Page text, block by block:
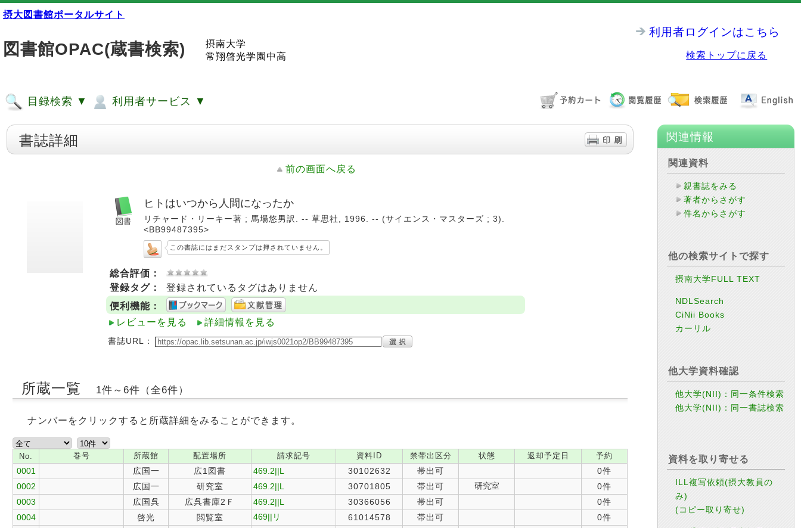
摂大図書館ポータルサイト
図書館OPAC(蔵書検索)
摂南大学
常翔啓光学園中高
利用者ログインはこちら
検索トップに戻る
目録検索 ▼ 利用者サービス ▼
書誌詳細
前の画面へ戻る
ヒトはいつから人間になったか
リチャード・リーキー著 ; 馬場悠男訳. -- 草思社, 1996. -- (サイエンス・マスターズ ; 3).
<BB99487395>
この書誌にはまだスタンプは押されていません。
総合評価：
登録タグ：
登録されているタグはありません
便利機能：
レビューを見る
詳細情報を見る
書誌URL：
所蔵一覧 1件～6件（全6件）
ナンバーをクリックすると所蔵詳細をみることができます。
No. 巻号 所蔵館 配置場所 請求記号 資料ID 禁帯出区分 状態 返却予定日 予約
0001 広国一 広1図書 469.2||L 30102632 帯出可
0件
0002
広国一 研究室 469.2||L 30701805 帯出可 研究室
0件
0003
広国呉 広呉書庫2Ｆ 469.2||L 30366056 帯出可
0件
0004
啓光 閲覧室 469||リ 61014578 帯出可
0件
関連情報
関連資料
親書誌をみる
著者からさがす
件名からさがす
他の検索サイトで探す
摂南大学FULL TEXT
NDLSearch
CiNii Books
カーリル
他大学資料確認
他大学(NII)：同一条件検索
他大学(NII)：同一書誌検索
資料を取り寄せる
ILL複写依頼(摂大教員の
み)
(コピー取り寄せ)